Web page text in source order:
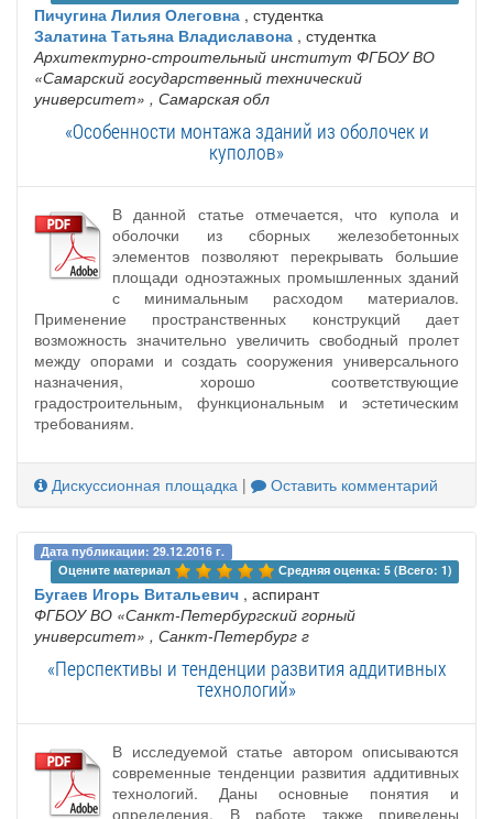
Пичугина Лилия Олеговна , студентка
Залатина Татьяна Владиславона , студентка
Архитектурно-строительный институт ФГБОУ ВО
«Самарский государственный технический
университет» , Самарская обл
«Особенности монтажа зданий из оболочек и
куполов»
В данной статье отмечается, что купола и
оболочки из сборных железобетонных
элементов позволяют перекрывать большие
площади одноэтажных промышленных зданий
с минимальным расходом материалов.
Применение пространственных конструкций дает
возможность значительно увеличить свободный пролет
между опорами и создать сооружения универсального
назначения, хорошо соответствующие
градостроительным, функциональным и эстетическим
требованиям.
Дискуссионная площадка | Оставить комментарий
Дата публикации: 29.12.2016 г.
Оцените материал
Средняя оценка: 5 (Всего: 1)
Бугаев Игорь Витальевич , аспирант
ФГБОУ ВО «Санкт-Петербургский горный
университет» , Санкт-Петербург г
«Перспективы и тенденции развития аддитивных
технологий»
В исследуемой статье автором описываются
современные тенденции развития аддитивных
технологий. Даны основные понятия и
определения. В работе также приведены